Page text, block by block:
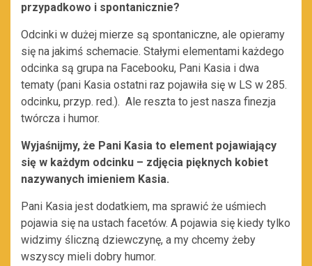
przypadkowo i spontanicznie?
Odcinki w dużej mierze są spontaniczne, ale opieramy
się na jakimś schemacie. Stałymi elementami każdego
odcinka są grupa na Facebooku, Pani Kasia i dwa
tematy (pani Kasia ostatni raz pojawiła się w LS w 285.
odcinku, przyp. red.). Ale reszta to jest nasza finezja
twórcza i humor.
Wyjaśnijmy, że Pani Kasia to element pojawiający
się w każdym odcinku – zdjęcia pięknych kobiet
nazywanych imieniem Kasia.
Pani Kasia jest dodatkiem, ma sprawić że uśmiech
pojawia się na ustach facetów. A pojawia się kiedy tylko
widzimy śliczną dziewczynę, a my chcemy żeby
wszyscy mieli dobry humor.